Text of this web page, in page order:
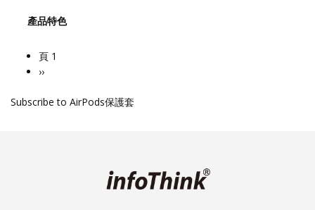
產品特色
Pagination
頁 1
下
頁
››
Subscribe to AirPods保護套